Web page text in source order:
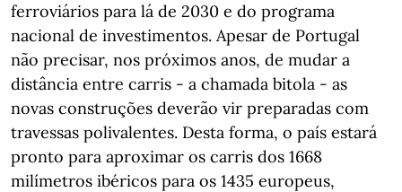
ferroviários para lá de 2030 e do programa
nacional de investimentos. Apesar de Portugal
não precisar, nos próximos anos, de mudar a
distância entre carris - a chamada bitola - as
novas construções deverão vir preparadas com
travessas polivalentes. Desta forma, o país estará
pronto para aproximar os carris dos 1668
milímetros ibéricos para os 1435 europeus,